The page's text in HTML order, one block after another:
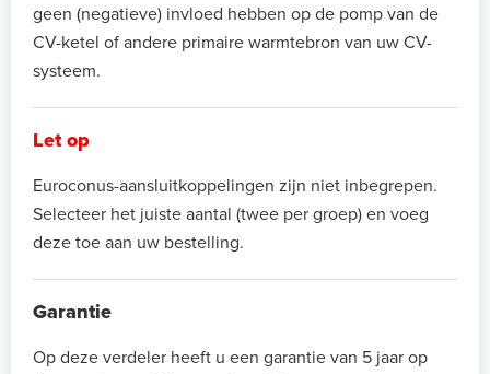
geen (negatieve) invloed hebben op de pomp van de
CV-ketel of andere primaire warmtebron van uw CV-
systeem.
Let op
Euroconus-aansluitkoppelingen zijn niet inbegrepen.
Selecteer het juiste aantal (twee per groep) en voeg
deze toe aan uw bestelling.
Garantie
Op deze verdeler heeft u een garantie van 5 jaar op